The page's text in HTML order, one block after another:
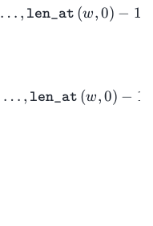
… , len_ at (w,0) − 1
… , len_ at (w,0) − 1